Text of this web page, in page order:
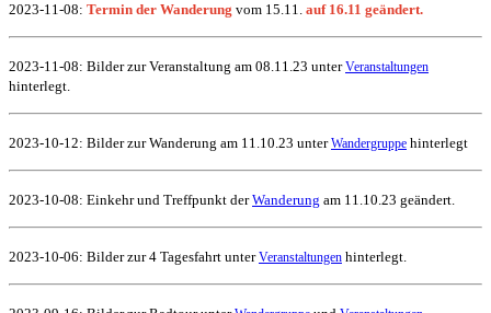
2023-11-08: Termin der Wanderung vom 15.11. auf 16.11 geändert.
2023-11-08: Bilder zur Veranstaltung am 08.11.23 unterVeranstaltungen
hinterlegt.
2023-10-12: Bilder zur Wanderung am 11.10.23 unterWandergruppe hinterlegt
2023-10-08: Einkehr und Treffpunkt derWanderung am 11.10.23 geändert.
2023-10-06: Bilder zur 4 Tagesfahrt unterVeranstaltungen hinterlegt.